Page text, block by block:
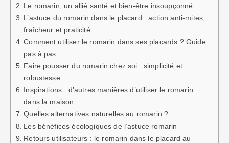
Le romarin, un allié santé et bien-être insoupçonné
L’astuce du romarin dans le placard : action anti-mites,
fraîcheur et praticité
Comment utiliser le romarin dans ses placards ? Guide
pas à pas
Faire pousser du romarin chez soi : simplicité et
robustesse
Inspirations : d’autres manières d’utiliser le romarin
dans la maison
Quelles alternatives naturelles au romarin ?
Les bénéfices écologiques de l’astuce romarin
Retours utilisateurs : le romarin dans le placard au